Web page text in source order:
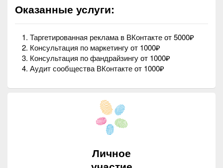
Оказанные услуги:
Таргетированная реклама в ВКонтактеот 5000₽
Консультация по маркетингуот 1000₽
Консультация по фандрайзингуот 1000₽
Аудит сообщества ВКонтактеот 1000₽
Личное